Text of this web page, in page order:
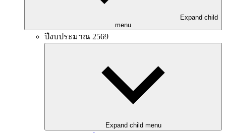
Expand child
menu
ปีงบประมาณ 2569
Expand child menu